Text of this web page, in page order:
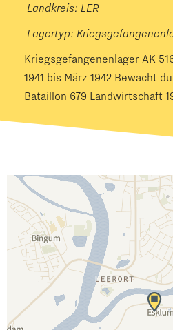
Landkreis: LER
Lagertyp:
Kriegsgefangenenlager AK
1941 bis März 1942 Bewacht
Bataillon 679 Landwirtschaft